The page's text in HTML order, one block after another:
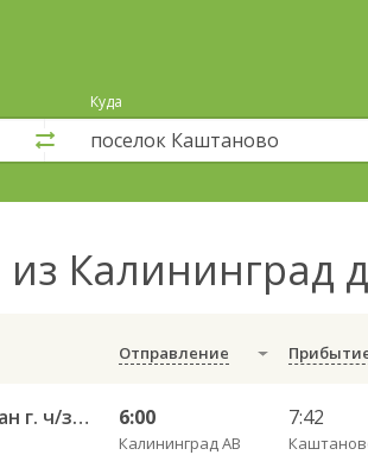
Куда
из Калининград
Отправление
543 Калининград АВ — Неман г. ч/з Гвардейск КДП, Большаково п. 6:00
Калининград АВ
7:42